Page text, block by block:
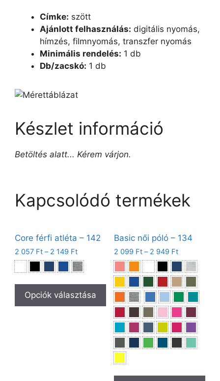
Címke: szött
Ajánlott felhasználás: digitális nyomás,
hímzés, filmnyomás, transzfer nyomás
Minimális rendelés: 1 db
Db/zacskó: 1 db
Készlet információ
Betöltés alatt... Kérem várjon.
Kapcsolódó termékek
Core férfi atléta – 142
2 057 Ft – 2 149 Ft
Opciók választása
Basic női póló – 134
2 099 Ft– 2 949 Ft